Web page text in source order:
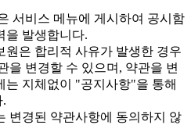
서비스 메뉴에 게시하여 공시함
을 발생합니다.
은 합리적 사유가 발생한 경우
을 변경할 수 있으며, 약관을 변
는 지체없이 "공지사항"을 통해
.
변경된 약관사항에 동의하지 않